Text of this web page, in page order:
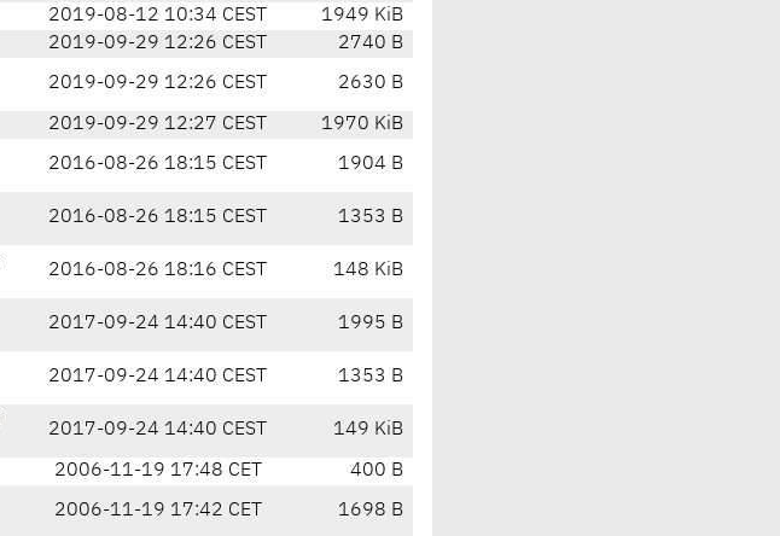
2019-08-12 10:34 CEST
1949 KiB
2019-09-29 12:26 CEST
2740 B
2019-09-29 12:26 CEST 2630 B
2019-09-29 12:27 CEST
1970 KiB
2016-08-26 18:15 CEST 1904 B
2016-08-26 18:15 CEST 1353 B
2016-08-26 18:16 CEST 148 KiB
2017-09-24 14:40 CEST 1995 B
2017-09-24 14:40 CEST 1353 B
2017-09-24 14:40 CEST 149 KiB
2006-11-19 17:48 CET
400 B
2006-11-19 17:42 CET 1698 B